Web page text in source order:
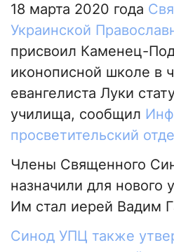
18 марта 2020 года
Украинской
присвоил Каменец-
иконописной школе в
евангелиста Луки
училища, сообщил
просветительский
Члены Священного
назначили для нового
Им стал иерей Вадим
Синод УПЦ также